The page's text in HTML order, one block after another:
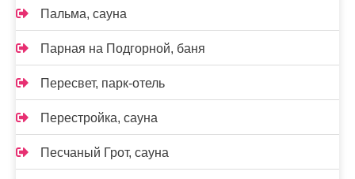
Пальма, сауна
Парная на Подгорной, баня
Пересвет, парк-отель
Перестройка, сауна
Песчаный Грот, сауна